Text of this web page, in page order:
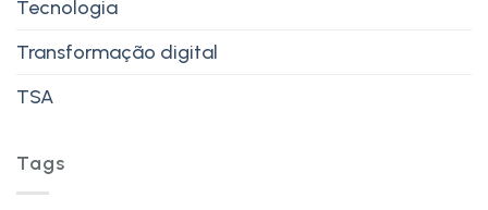
Tecnologia
Transformação digital
TSA
Tags